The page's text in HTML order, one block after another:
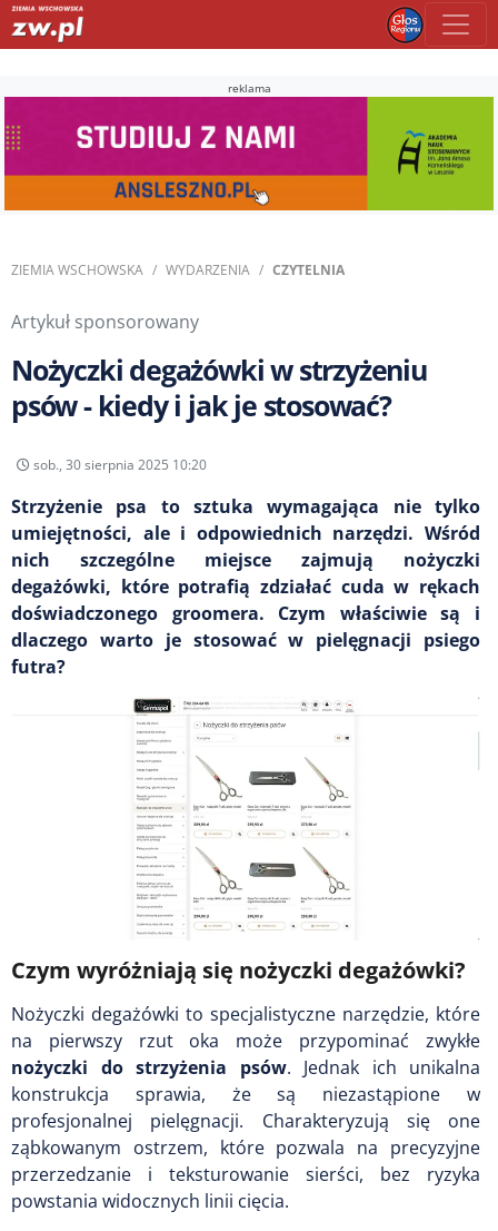
reklama
ZIEMIA WSCHOWSKA WYDARZENIA CZYTELNIA
Artykuł sponsorowany
Nożyczki degażówki w strzyżeniu
psów - kiedy i jak je stosować?
sob., 30 sierpnia 2025 10:20
Strzyżenie psa to sztuka wymagająca nie tylko
umiejętności, ale i odpowiednich narzędzi. Wśród
nich szczególne miejsce zajmują nożyczki
degażówki, które potrafią zdziałać cuda w rękach
doświadczonego groomera. Czym właściwie są i
dlaczego warto je stosować w pielęgnacji psiego
futra?
Czym wyróżniają się nożyczki degażówki?
Nożyczki degażówki to specjalistyczne narzędzie, które
na pierwszy rzut oka może przypominać zwykłe
nożyczki do strzyżenia psów. Jednak ich unikalna
konstrukcja sprawia, że są niezastąpione w
profesjonalnej pielęgnacji. Charakteryzują się one
ząbkowanym ostrzem, które pozwala na precyzyjne
przerzedzanie i teksturowanie sierści, bez ryzyka
powstania widocznych linii cięcia.